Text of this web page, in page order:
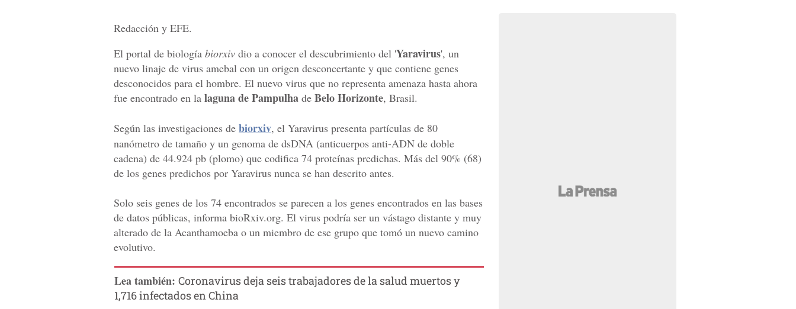
Redacción y EFE.
El portal de biología biorxiv dio a conocer el descubrimiento del 'Yaravirus', un
nuevo linaje de virus amebal con un origen desconcertante y que contiene genes
desconocidos para el hombre. El nuevo virus que no representa amenaza hasta ahora
fue encontrado en la laguna de Pampulha de Belo Horizonte, Brasil.
Según las investigaciones de biorxiv, el Yaravirus presenta partículas de 80
nanómetro de tamaño y un genoma de dsDNA (anticuerpos anti-ADN de doble
cadena) de 44.924 pb (plomo) que codifica 74 proteínas predichas. Más del 90% (68)
de los genes predichos por Yaravirus nunca se han descrito antes.
Solo seis genes de los 74 encontrados se parecen a los genes encontrados en las bases
de datos públicas, informa bioRxiv.org. El virus podría ser un vástago distante y muy
alterado de la Acanthamoeba o un miembro de ese grupo que tomó un nuevo camino
evolutivo.
Lea también: Coronavirus deja seis trabajadores de la salud muertos y
1,716 infectados en China